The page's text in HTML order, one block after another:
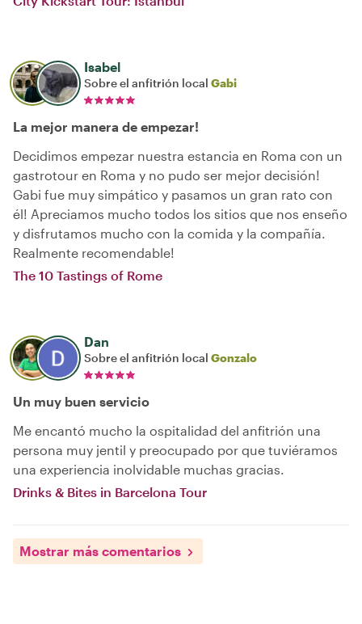
Isabel
Sobre el anfitrión local Gabi
La mejor manera de empezar!
Decidimos empezar nuestra estancia en Roma con un
gastrotour en Roma y no pudo ser mejor decisión!
Gabi fue muy simpático y pasamos un gran rato con
él! Apreciamos mucho todos los sitios que nos enseño
y disfrutamos mucho con la comida y la compañía.
Realmente recomendable!
The 10 Tastings of Rome
Dan
Sobre el anfitrión local Gonzalo
Un muy buen servicio
Me encantó mucho la ospitalidad del anfitrión una
persona muy jentil y preocupado por que tuviéramos
una experiencia inolvidable muchas gracias.
Drinks & Bites in Barcelona Tour
Mostrar más comentarios